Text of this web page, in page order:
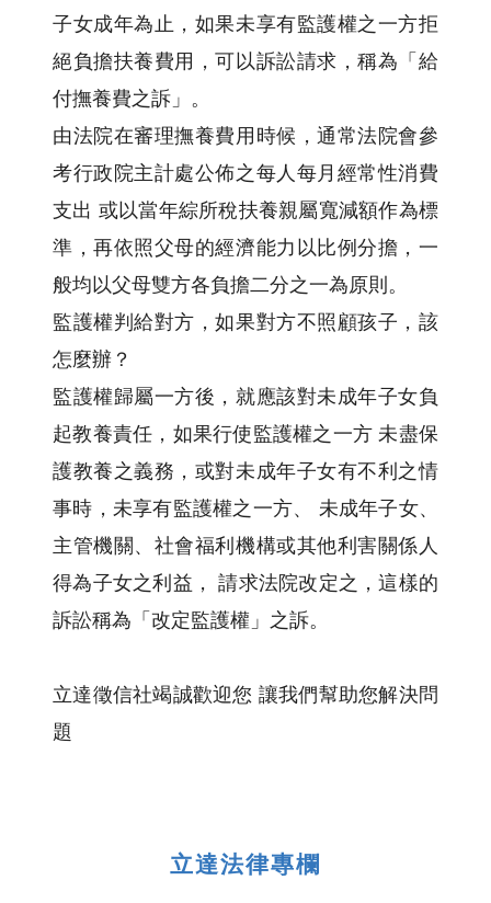
子女成年為止，如果未享有監護權之一方拒
絕負擔扶養費用，可以訴訟請求，稱為「給
付撫養費之訴」。
由法院在審理撫養費用時候，通常法院會參
考行政院主計處公佈之每人每月經常性消費
支出 或以當年綜所稅扶養親屬寬減額作為標
準，再依照父母的經濟能力以比例分擔，一
般均以父母雙方各負擔二分之一為原則。
監護權判給對方，如果對方不照顧孩子，該
怎麼辦？
監護權歸屬一方後，就應該對未成年子女負
起教養責任，如果行使監護權之一方 未盡保
護教養之義務，或對未成年子女有不利之情
事時，未享有監護權之一方、 未成年子女、
主管機關、社會福利機構或其他利害關係人
得為子女之利益， 請求法院改定之，這樣的
訴訟稱為「改定監護權」之訴。
立達徵信社竭誠歡迎您 讓我們幫助您解決問
題
立達法律專欄